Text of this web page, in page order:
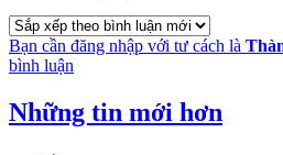
Bạn cần đăng nhập với tư cách là
bình luận
Những tin mới hơn